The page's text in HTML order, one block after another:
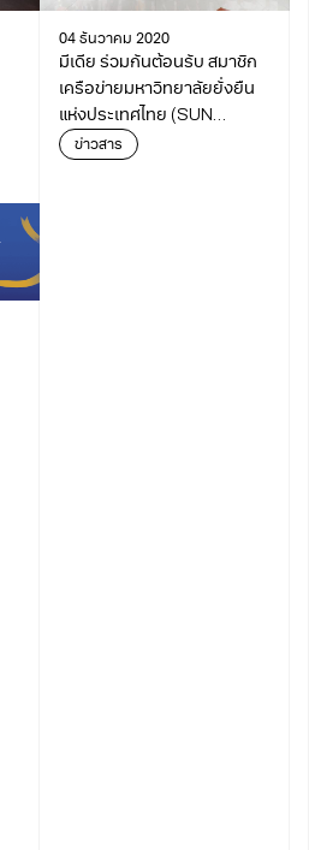
04 ธันวาคม 2020
มีเดีย ร่วมกันต้อนรับ สมาชิก
เครือข่ายมหาวิทยาลัยยั่งยืน
แห่งประเทศไทย (SUN
Thailand)
ข่าวสาร